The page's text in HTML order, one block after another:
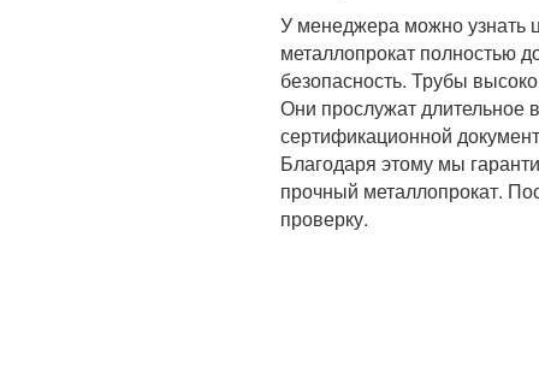
У менеджера можно узнать
металлопрокат полностью
безопасность. Трубы
Они прослужат длительное
сертификационной
Благодаря этому мы
прочный металлопрокат.
проверку.